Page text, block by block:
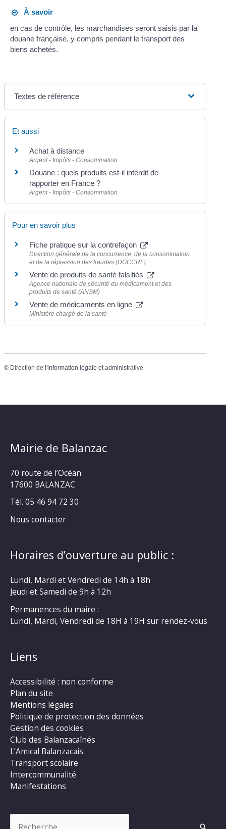
À savoir
en cas de contrôle, les marchandises seront saisis par la
douane française, y compris pendant le transport des
biens achetés.
Textes de référence
Et aussi
Achat à distance
Argent - Impôts - Consommation
Douane : quels produits est-il interdit de
rapporter en France ?
Argent - Impôts - Consommation
Pour en savoir plus
Fiche pratique sur la contrefaçon
Direction générale de la concurrence, de la consommation
et de la répression des fraudes (DGCCRF)
Vente de produits de santé falsifiés
Agence nationale de sécurité du médicament et des
produits de santé (ANSM)
Vente de médicaments en ligne
Ministère chargé de la santé
© Direction de l'information légale et administrative
Mairie de Balanzac
70 route de l’Océan
17600 BALANZAC
Tél. 05 46 94 72 30
Nous contacter
Horaires d’ouverture au public :
Lundi, Mardi et Vendredi de 14h à 18h
Jeudi et Samedi de 9h à 12h
Permanences du maire :
Lundi, Mardi, Vendredi de 18H à 19H sur rendez-vous
Liens
Accessibilité : non conforme
Plan du site
Mentions légales
Politique de protection des données
Gestion des cookies
Club des Balanzacaînés
L’Amical Balanzacais
Transport scolaire
Intercommunalité
Manifestations